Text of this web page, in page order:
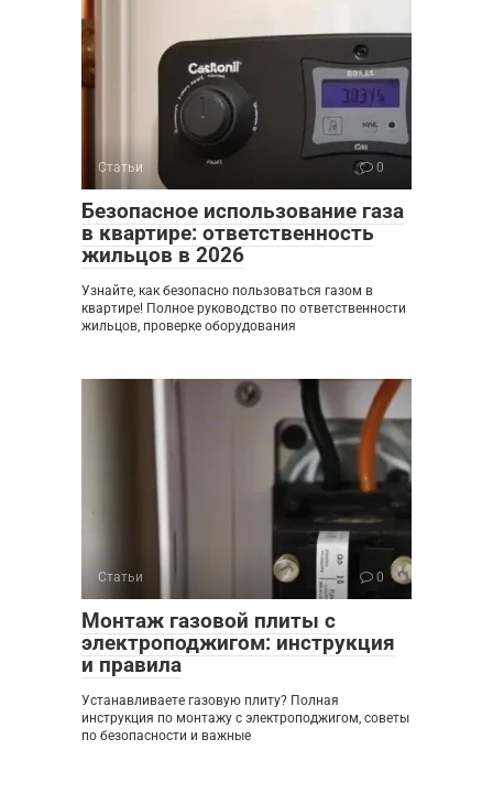
Статьи 0
Безопасное использование газа
в квартире: ответственность
жильцов в 2026
Узнайте, как безопасно пользоваться газом в
квартире! Полное руководство по ответственности
жильцов, проверке оборудования
Статьи 0
Монтаж газовой плиты с
электроподжигом: инструкция
и правила
Устанавливаете газовую плиту? Полная
инструкция по монтажу с электроподжигом, советы
по безопасности и важные